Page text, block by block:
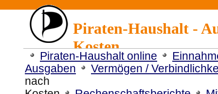
Piraten-Haushalt -
Kosten
Piraten-Haushalt online
Ausgaben
Vermögen /
nach